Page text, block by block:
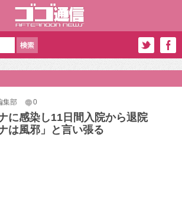
集部 0
に感染し11日間入院から退院
は風邪」と言い張る